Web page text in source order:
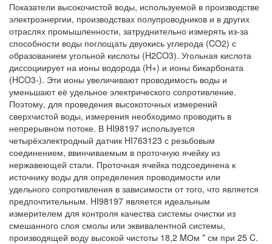
Показатели высокочистой воды, используемой в производстве
электроэнергии, производствах полупроводников и в других
отраслях промышленности, затруднительно измерять из-за
способности воды поглощать двуокись углерода (CO2) с
образованием угольной кислоты (H2CO3). Угольная кислота
диссоциирует на ионы водорода (H+) и ионы бикарбоната
(HCO3-). Эти ионы увеличивают проводимость воды и
уменьшают её удельное электрического сопротивление.
Поэтому, для проведения высокоточных измерений
сверхчистой воды, измерения необходимо проводить в
непрерывном потоке. В HI98197 используется
четырёхэлектродный датчик HI763123 с резьбовым
соединением, ввинчиваемым в проточную ячейку из
нержавеющей стали. Проточная ячейка подсоединена к
источнику воды для определения проводимости или
удельного сопротивления в зависимости от того, что является
предпочтительным. HI98197 является идеальным
измерителем для контроля качества системы очистки из
смешанного слоя смолы или эквивалентной системы,
производящей воду высокой чистоты 18,2 MОм * см при 25 C.